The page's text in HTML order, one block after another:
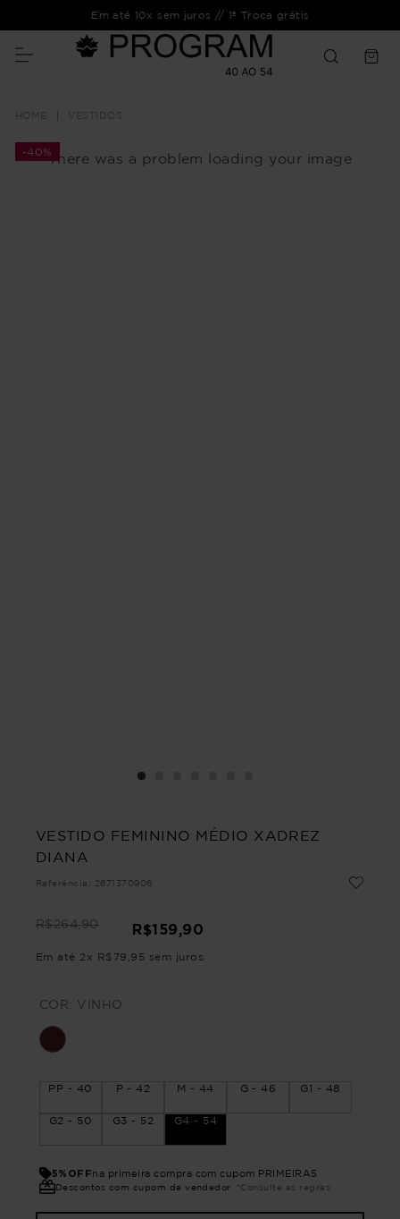
Em até 10x sem juros // 1ª Troca grátis
VESTIDOS
There was a problem loading your image
-40%
VESTIDO FEMININO MÉDIO XADREZ
DIANA
Referência : 2671370906
R$264,90 R$159,90
Em até 2 x R$ 79 95 sem juros
COR: VINHO
PP - 40 P - 42 M - 44 G - 46 G1 - 48
G2 - 50 G3 - 52 G4 - 54
5%OFFna primeira compra com cupom PRIMEIRA5
Descontos com cupom de vendedor *Consulte as regras